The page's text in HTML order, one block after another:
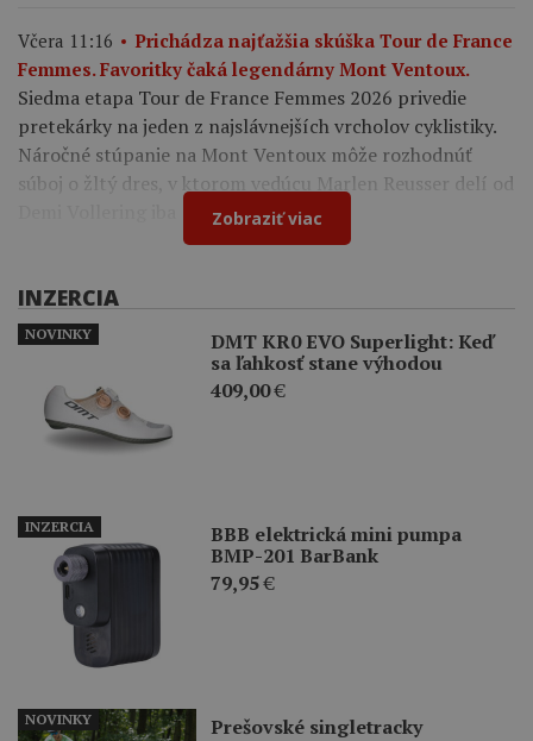
Včera 11:16
Prichádza najťažšia skúška Tour de France
Femmes. Favoritky čaká legendárny Mont Ventoux.
Siedma etapa Tour de France Femmes 2026 privedie
pretekárky na jeden z najslávnejších vrcholov cyklistiky.
Náročné stúpanie na Mont Ventoux môže rozhodnúť
súboj o žltý dres, v ktorom vedúcu Marlen Reusser delí od
Demi Vollering iba 12 sekúnd.
Zobraziť viac
INZERCIA
DMT KR0 EVO Superlight: Keď
sa ľahkosť stane výhodou
409,00€
NOVINKY
BBB elektrická mini pumpa
BMP-201 BarBank
79,95€
INZERCIA
Prešovské singletracky
NOVINKY